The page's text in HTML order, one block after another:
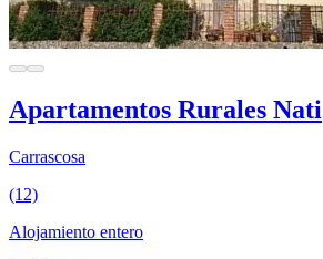
Apartamentos Rurales Nati
Carrascosa
(12)
Alojamiento entero